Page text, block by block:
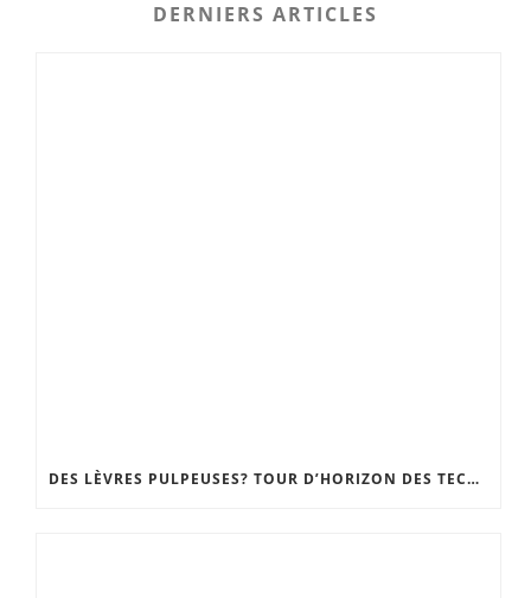
DERNIERS ARTICLES
DES LÈVRES PULPEUSES? TOUR D’HORIZON DES TECHNIQUES, DU GLOSS REPULPANT À LA CHIRURGIE